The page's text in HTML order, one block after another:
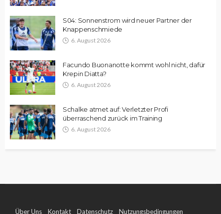
S04: Sonnenstrom wird neuer Partner der
Knappenschmiede
6. August 2026
Facundo Buonanotte kommt wohl nicht, dafür
Krepin Diatta?
6. August 2026
Schalke atmet auf: Verletzter Profi
überraschend zurück im Training
6. August 2026
Über Uns Kontakt Datenschutz Nutzungsbedingungen